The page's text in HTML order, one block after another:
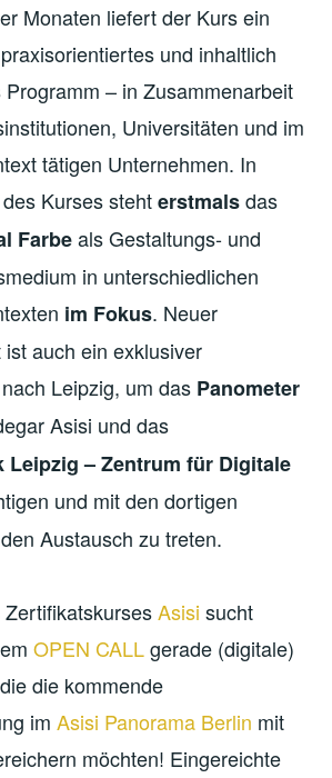
Monaten liefert der Kurs ein
und inhaltlich
– in Zusammenarbeit
Universitäten und im
tätigen Unternehmen. In
Kurses stehterstmalsdas
Farbeals Gestaltungs- und
in unterschiedlichen
im Fokus. Neuer
auch ein exklusiver
nach Leipzig, um das Panometer
Asisi und das
Leipzig – Zentrum für Digitale
und mit den dortigen
Austausch zu treten.
ZertifikatskursesAsisisucht
OPEN CALLgerade (digitale)
die kommende
imAsisi Panorama Berlin mit
möchten! Eingereichte